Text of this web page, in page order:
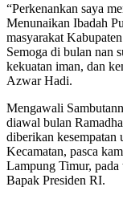
“Perkenankan saya
Menunaikan Ibadah
masyarakat
Semoga di bulan nan
kekuatan iman, dan
Azwar Hadi.
Mengawali
diawal bulan
diberikan kesempatan
Kecamatan, pasca
Lampung Timur, pada
Bapak Presiden RI.